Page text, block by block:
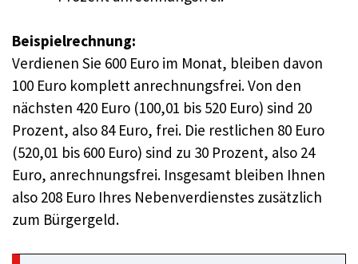
Beispielrechnung:
Verdienen Sie 600 Euro im Monat, bleiben davon
100 Euro komplett anrechnungsfrei. Von den
nächsten 420 Euro (100,01 bis 520 Euro) sind 20
Prozent, also 84 Euro, frei. Die restlichen 80 Euro
(520,01 bis 600 Euro) sind zu 30 Prozent, also 24
Euro, anrechnungsfrei. Insgesamt bleiben Ihnen
also 208 Euro Ihres Nebenverdienstes zusätzlich
zum Bürgergeld.